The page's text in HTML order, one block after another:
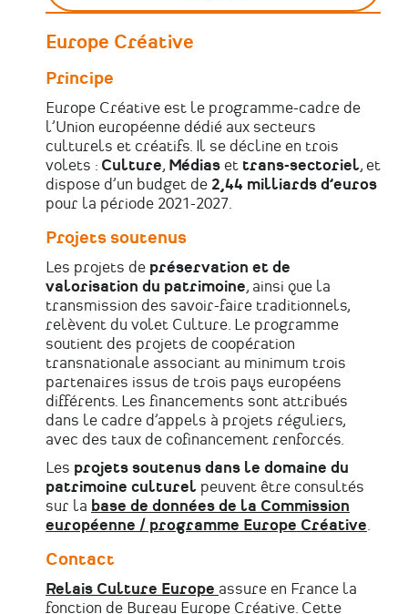
Europe Créative
Principe
Europe Créative est le programme-cadre de
l’Union européenne dédié aux secteurs
culturels et créatifs. Il se décline en trois
volets : Culture, Médias et trans-sectoriel, et
dispose d’un budget de 2,44 milliards d’euros
pour la période 2021-2027.
Projets soutenus
Les projets de préservation et de
valorisation du patrimoine, ainsi que la
transmission des savoir-faire traditionnels,
relèvent du volet Culture. Le programme
soutient des projets de coopération
transnationale associant au minimum trois
partenaires issus de trois pays européens
différents. Les financements sont attribués
dans le cadre d’appels à projets réguliers,
avec des taux de cofinancement renforcés.
Les projets soutenus dans le domaine du
patrimoine culturel peuvent être consultés
sur la base de données de la Commission
européenne / programme Europe Créative.
Contact
Relais Culture Europe assure en France la
fonction de Bureau Europe Créative. Cette